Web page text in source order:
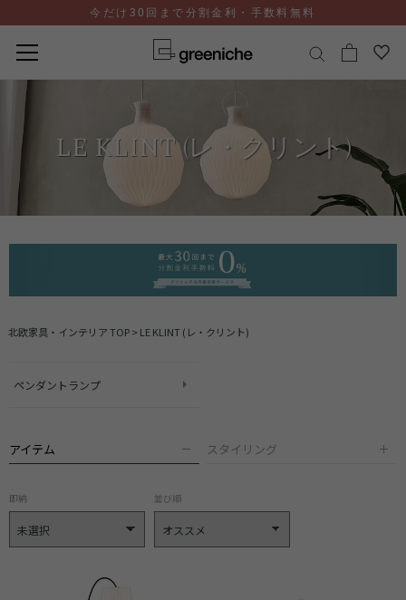
キ
ッ
今だけ30回まで分割金利・手数料無料
LE KLINT (レ・クリント)
北欧家具・インテリア TOP> LE KLINT (レ・クリント)
ペンダントランプ
アイテム スタイリング
即納 並び順